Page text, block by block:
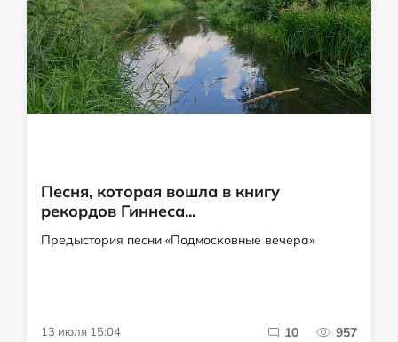
Песня, которая вошла в книгу
рекордов Гиннеса...
Предыстория песни «Подмосковные вечера»
13 июля 15:04 10 957